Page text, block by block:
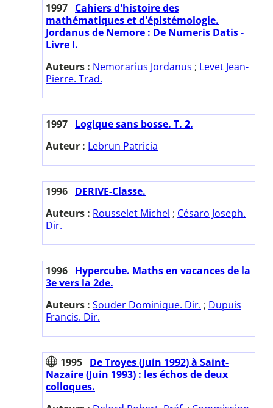
1997 Cahiers d'histoire des
mathématiques et d'épistémologie.
Jordanus de Nemore : De Numeris Datis -
Livre I.
Auteurs : Nemorarius Jordanus ; Levet Jean-
Pierre. Trad.
1997 Logique sans bosse. T. 2.
Auteur : Lebrun Patricia
1996 DERIVE-Classe.
Auteurs : Rousselet Michel ; Césaro Joseph.
Dir.
1996 Hypercube. Maths en vacances de la
3e vers la 2de.
Auteurs : Souder Dominique. Dir. ; Dupuis
Francis. Dir.
1995 De Troyes (Juin 1992) à Saint-
Nazaire (Juin 1993) : les échos de deux
colloques.